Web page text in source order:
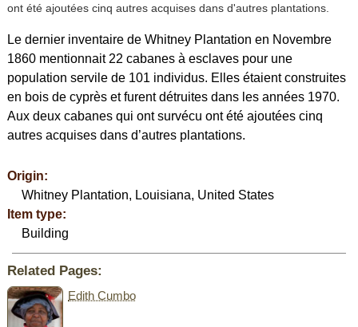
ont été ajoutées cinq autres acquises dans d'autres plantations.
Le dernier inventaire de Whitney Plantation en Novembre
1860 mentionnait 22 cabanes à esclaves pour une
population servile de 101 individus. Elles étaient construites
en bois de cyprès et furent détruites dans les années 1970.
Aux deux cabanes qui ont survécu ont été ajoutées cinq
autres acquises dans d’autres plantations.
Origin:
Whitney Plantation, Louisiana, United States
Item type:
Building
Related Pages:
Edith Cumbo